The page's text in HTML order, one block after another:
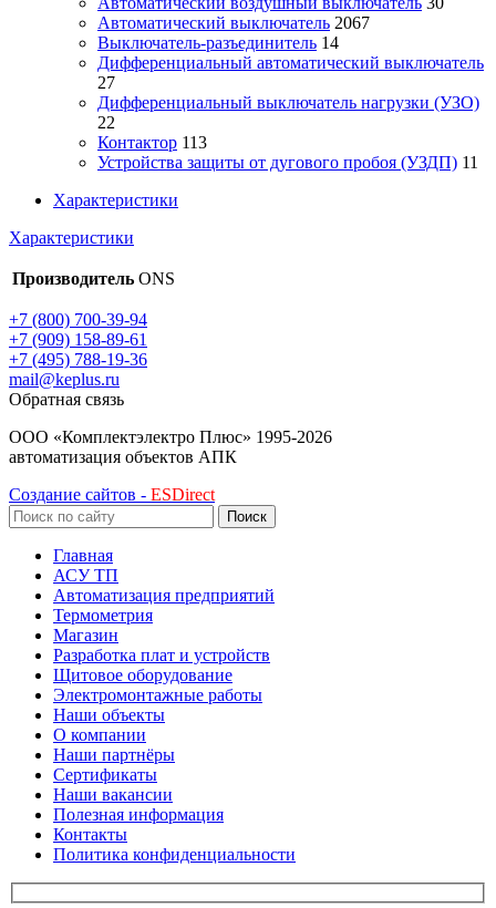
Автоматический выключатель 2067
Выключатель-разъединитель 14
Дифференциальный автоматический выключатель
27
Дифференциальный выключатель нагрузки (УЗО)
22
Контактор 113
Устройства защиты от дугового пробоя (УЗДП) 11
Характеристики
Характеристики
Производитель ONS
+7 (800) 700-39-94
+7 (909) 158-89-61
+7 (495) 788-19-36
mail@keplus.ru
Обратная связь
ООО «Комплектэлектро Плюс» 1995-2026
автоматизация объектов АПК
Создание сайтов - ESDirect
Поиск
Главная
АСУ ТП
Автоматизация предприятий
Термометрия
Магазин
Разработка плат и устройств
Щитовое оборудование
Электромонтажные работы
Наши объекты
О компании
Наши партнёры
Сертификаты
Наши вакансии
Полезная информация
Контакты
Политика конфиденциальности